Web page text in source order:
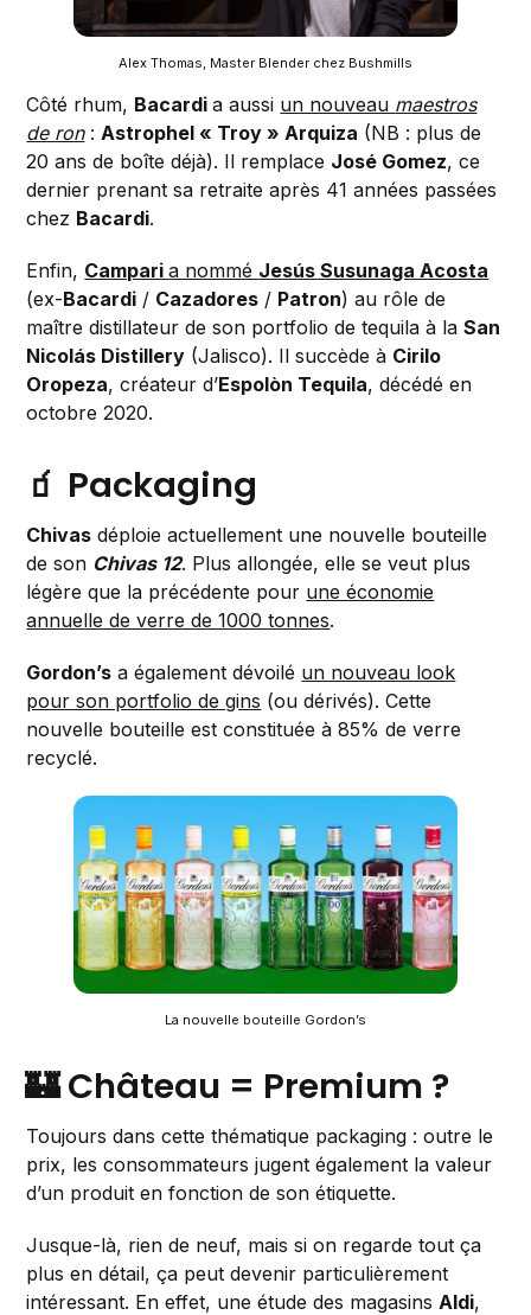
Alex Thomas, Master Blender chez Bushmills
Côté rhum, Bacardia aussi un nouveau maestros
de ron: Astrophel « Troy » Arquiza (NB : plus de
20 ans de boîte déjà). Il remplace José Gomez, ce
dernier prenant sa retraite après 41 années passées
chez Bacardi.
Enfin, Camparia nommé Jesús Susunaga Acosta
(ex-Bacardi / Cazadores / Patron) au rôle de
maître distillateur de son portfolio de tequila à laSan
Nicolás Distillery (Jalisco). Il succède à Cirilo
Oropeza, créateur d’Espolòn Tequila, décédé en
octobre 2020.
🧃 Packaging
Chivas déploie actuellement une nouvelle bouteille
de son Chivas 12. Plus allongée, elle se veut plus
légère que la précédente pour une économie
annuelle de verre de 1000 tonnes.
Gordon’s a également dévoilé un nouveau look
pour son portfolio de gins (ou dérivés). Cette
nouvelle bouteille est constituée à 85% de verre
recyclé.
La nouvelle bouteille Gordon’s
🏰 Château = Premium ?
Toujours dans cette thématique packaging : outre le
prix, les consommateurs jugent également la valeur
d’un produit en fonction de son étiquette.
Jusque-là, rien de neuf, mais si on regarde tout ça
plus en détail, ça peut devenir particulièrement
intéressant. En effet, une étude des magasins Aldi,